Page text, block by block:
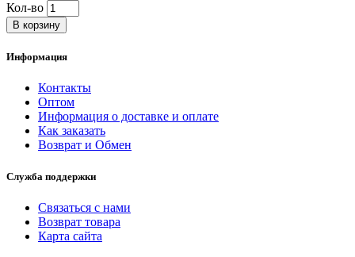
Кол-во
В корзину
Информация
Контакты
Оптом
Информация о доставке и оплате
Как заказать
Возврат и Обмен
Служба поддержки
Связаться с нами
Возврат товара
Карта сайта